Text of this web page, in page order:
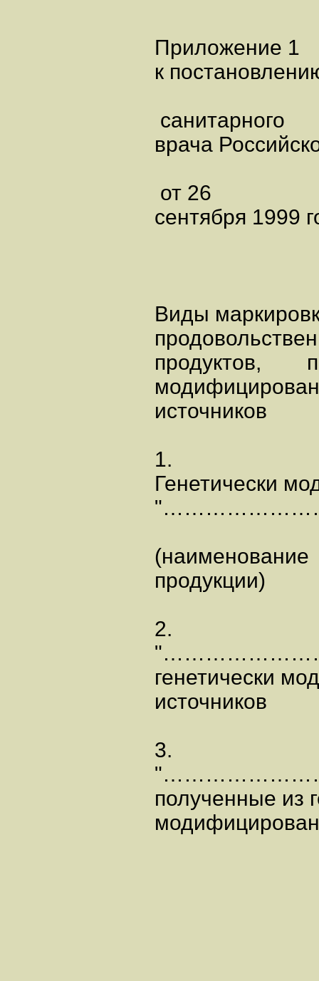
Приложение 1
к
санитарного
врача
от 26
сентября 1999
Виды
продуктов,
источников
1.
Генетически
(наименование
продукции)
2.
генетически
источников
3.
полученные из